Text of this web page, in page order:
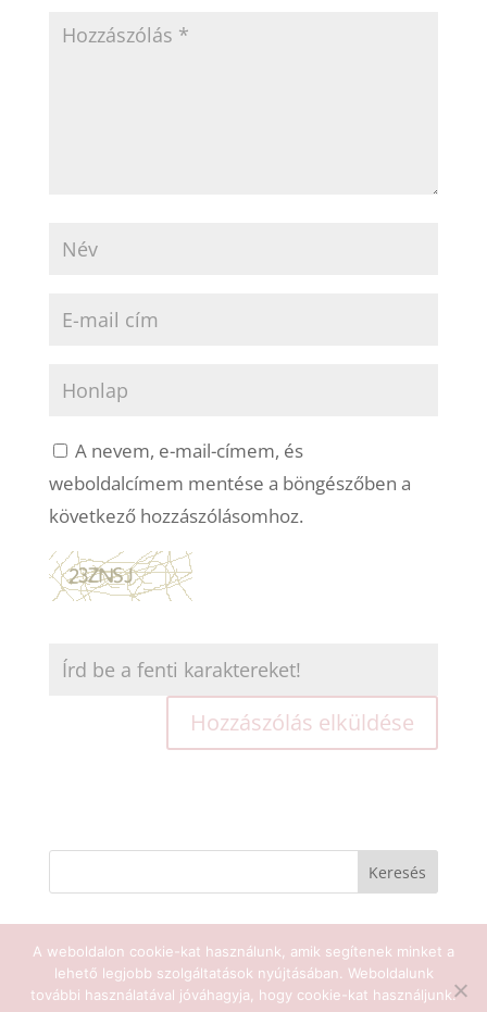
A nevem, e-mail-címem, és
weboldalcímem mentése a böngészőben a
következő hozzászólásomhoz.
Sat Nam Jóga 2025 - Minden jog
A weboldalon cookie-kat használunk, amik segítenek minket a
lehető legjobb szolgáltatások nyújtásában. Weboldalunk
további használatával jóváhagyja, hogy cookie-kat használjunk.